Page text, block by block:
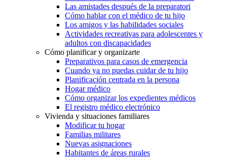
Las amistades después de la preparatori
Cómo hablar con el médico de tu hijo
Los amigos y las habilidades sociales
Actividades recreativas para adolescentes y
adultos con discapacidades
Cómo planificar y organizarte
Preparativos para casos de emergencia
Cuando ya no puedas cuidar de tu hijo
Planificación centrada en la persona
Hogar médico
Cómo organizar los expedientes médicos
El registro médico electrónico
Vivienda y situaciones familiares
Modificar tu hogar
Familias militares
Nuevas asignaciones
Habitantes de áreas rurales